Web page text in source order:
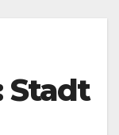
Stadt